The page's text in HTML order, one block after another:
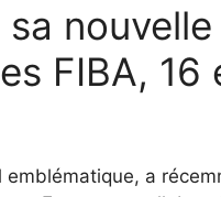
sa
FIBA, 16
a